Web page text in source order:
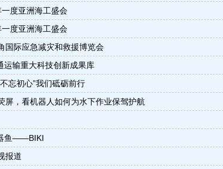
度亚洲海工盛会
度亚洲海工盛会
国际应急减灾和救援博览会
运输重大科技创新成果库
忘初心”我们砥砺前行
屏，看机器人如何为水下作业保驾护航
鱼——BIKI
报道